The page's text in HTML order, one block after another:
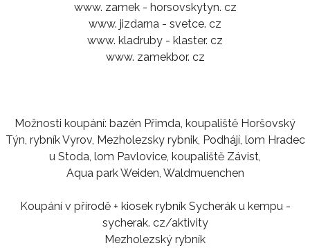
www. zamek - horsovskytyn. cz
www. jizdarna - svetce. cz
www. kladruby - klaster. cz
www. zamekbor. cz
Možnosti koupání: bazén Přimda, koupaliště Horšovský
Týn, rybník Vyrov, Mezholezsky rybnik, Podhájí, lom Hradec
u Stoda, lom Pavlovice, koupaliště Závist,
Aqua park Weiden, Waldmuenchen
Koupání v přírodě + kiosek rybník Sycherák u kempu -
sycherak. cz/aktivity
Mezholezský rybník